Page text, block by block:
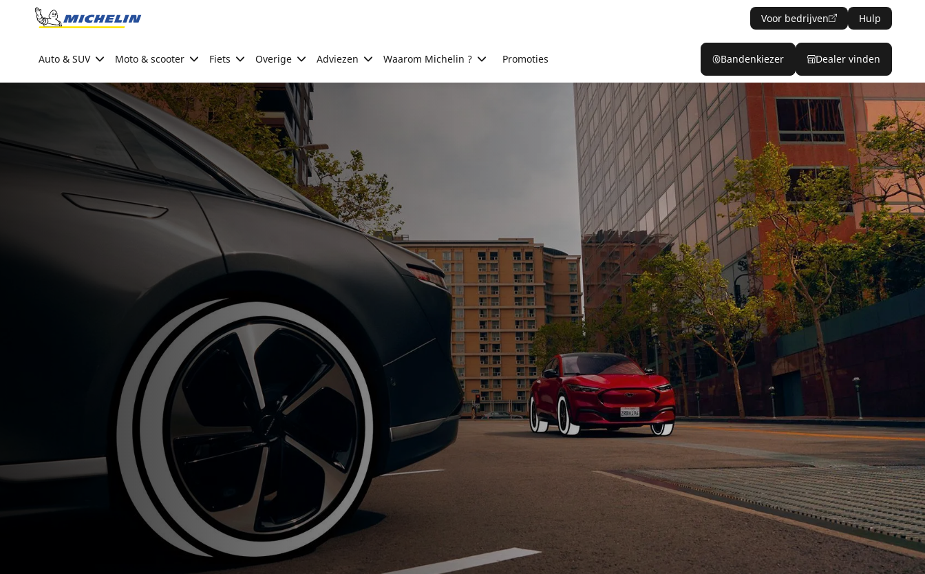
Go to page content
Voor bedrijven Hulp
Auto & SUV Moto & scooter Fiets Overige Adviezen Waarom Michelin ? Promoties Bandenkiezer Dealer vinden